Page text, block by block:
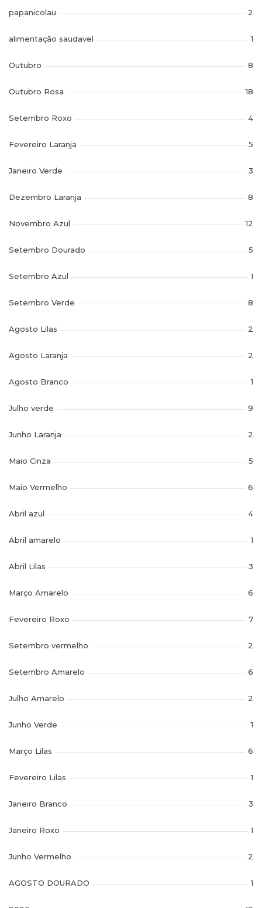
papanicolau 2
alimentação saudavel 1
Outubro 8
Outubro Rosa 18
Setembro Roxo 4
Fevereiro Laranja 5
Janeiro Verde 3
Dezembro Laranja 8
Novembro Azul 12
Setembro Dourado 5
Setembro Azul 1
Setembro Verde 8
Agosto Lilas 2
Agosto Laranja 2
Agosto Branco 1
Julho verde 9
Junho Laranja 2
Maio Cinza 5
Maio Vermelho 6
Abril azul 4
Abril amarelo 1
Abril Lilas 3
Março Amarelo 6
Fevereiro Roxo 7
Setembro vermelho 2
Setembro Amarelo 6
Julho Amarelo 2
Junho Verde 1
Março Lilas 6
Fevereiro Lilas 1
Janeiro Branco 3
Janeiro Roxo 1
Junho Vermelho 2
AGOSTO DOURADO 1